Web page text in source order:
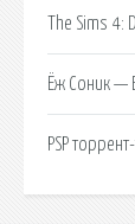
The Sims
Ёж Соник —
PSP